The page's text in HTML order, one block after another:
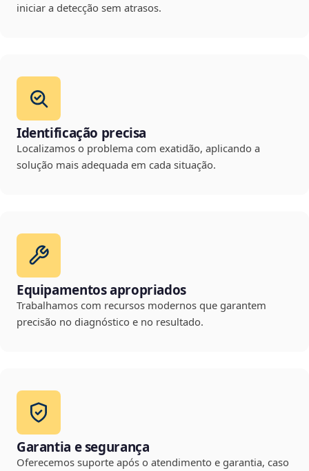
iniciar a detecção sem atrasos.
Identificação precisa
Localizamos o problema com exatidão, aplicando a
solução mais adequada em cada situação.
Equipamentos apropriados
Trabalhamos com recursos modernos que garantem
precisão no diagnóstico e no resultado.
Garantia e segurança
Oferecemos suporte após o atendimento e garantia, caso